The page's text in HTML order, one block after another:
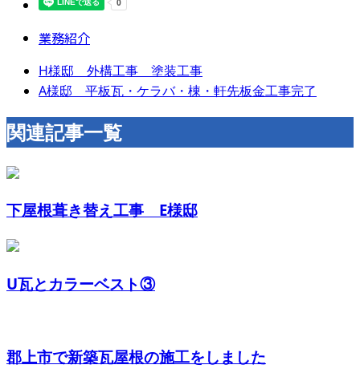
業務紹介
H様邸 外構工事 塗装工事
A様邸 平板瓦・ケラバ・棟・軒先板金工事完了
関連記事一覧
下屋根葺き替え工事 E様邸
U瓦とカラーベスト③
郡上市で新築瓦屋根の施工をしました